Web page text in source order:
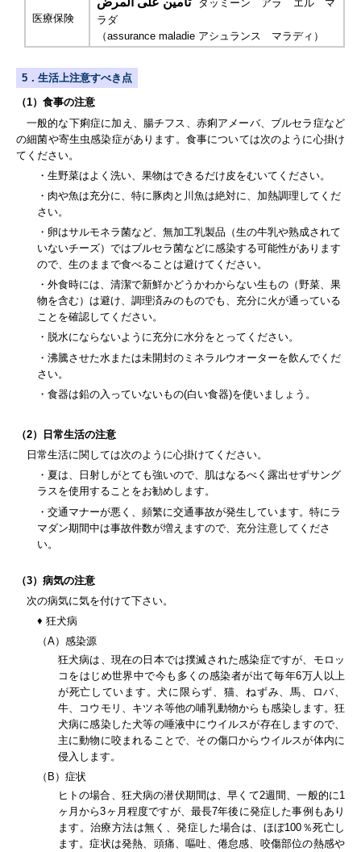
医療保険
タッミーン アラ エル マ
ラダ
（assurance maladie アシュランス マラディ）
5．生活上注意すべき点
（1）食事の注意
一般的な下痢症に加え、腸チフス、赤痢アメーバ、ブルセラ症など
の細菌や寄生虫感染症があります。食事については次のように心掛け
てください。
・生野菜はよく洗い、果物はできるだけ皮をむいてください。
・肉や魚は充分に、特に豚肉と川魚は絶対に、加熱調理してくだ
さい。
・卵はサルモネラ菌など、無加工乳製品（生の牛乳や熟成されて
いないチーズ）ではブルセラ菌などに感染する可能性があります
ので、生のままで食べることは避けてください。
・外食時には、清潔で新鮮かどうかわからない生もの（野菜、果
物を含む）は避け、調理済みのものでも、充分に火が通っている
ことを確認してください。
・脱水にならないように充分に水分をとってください。
・沸騰させた水または未開封のミネラルウオーターを飲んでくだ
さい。
・食器は鉛の入っていないもの(白い食器)を使いましょう。
（2）日常生活の注意
日常生活に関しては次のように心掛けてください。
・夏は、日射しがとても強いので、肌はなるべく露出せずサング
ラスを使用することをお勧めします。
・交通マナーが悪く、頻繁に交通事故が発生しています。特にラ
マダン期間中は事故件数が増えますので、充分注意してくださ
い。
（3）病気の注意
次の病気に気を付けて下さい。
♦ 狂犬病
（A）感染源
狂犬病は、現在の日本では撲滅された感染症ですが、モロッ
コをはじめ世界中で今も多くの感染者が出て毎年6万人以上
が死亡しています。犬に限らず、猫、ねずみ、馬、ロバ、
牛、コウモリ、キツネ等他の哺乳動物からも感染します。狂
犬病に感染した犬等の唾液中にウイルスが存在しますので、
主に動物に咬まれることで、その傷口からウイルスが体内に
侵入します。
（B）症状
ヒトの場合、狂犬病の潜伏期間は、早くて2週間、一般的に1
ヶ月から3ヶ月程度ですが、最長7年後に発症した事例もあり
ます。治療方法は無く、発症した場合は、ほぼ100％死亡し
ます。症状は発熱、頭痛、嘔吐、倦怠感、咬傷部位の熱感や